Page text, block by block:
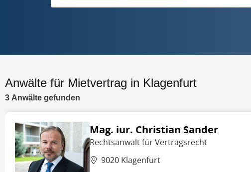
Anwälte für Mietvertrag in Klagenfurt
3 Anwälte gefunden
Mag. iur. Christian Sander
Rechtsanwalt für Vertragsrecht
9020 Klagenfurt